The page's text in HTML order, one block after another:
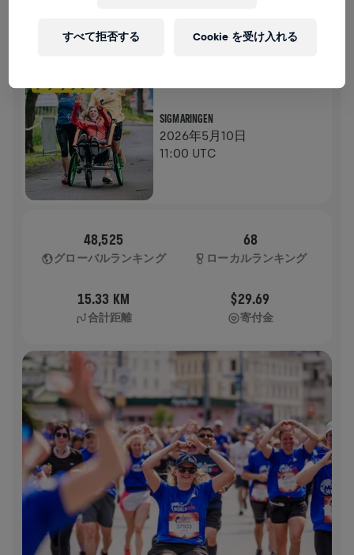
アプリラン
SIGMARINGEN
2026年5月10日
11:00 UTC
48,525
グローバルランキング
68
ローカルランキング
15.33 KM
合計距離
$29.69
寄付金
すべて拒否する Cookie を受け入れる